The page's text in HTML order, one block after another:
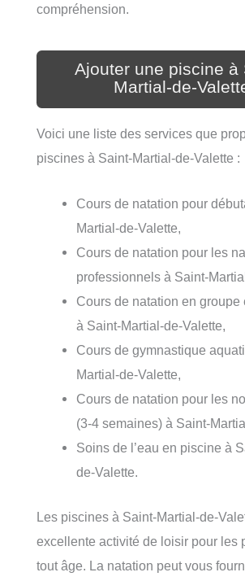
compréhension.
Ajouter une piscine à
Martial-de-
Voici une liste des services que
piscines à Saint-Martial-de-Valette :
Cours de natation pour
Martial-de-Valette,
Cours de natation pour les
professionnels à Saint-
Cours de natation en
à Saint-Martial-de-Valette,
Cours de gymnastique
Martial-de-Valette,
Cours de natation pour les
(3-4 semaines) à Saint-
Soins de l’eau en piscine à
de-Valette.
Les piscines à Saint-Martial-de-
excellente activité de loisir pour les
tout âge. La natation peut vous